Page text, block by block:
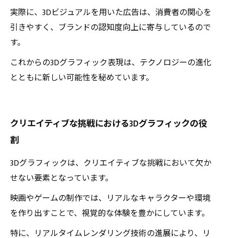
実際に、3Dビジュアルを用いた広告は、消費者の関心を
引きやすく、ブランドの認知度向上に寄与しているので
す。
これからの3Dグラフィック表現は、テクノロジーの進化
とともに新しい可能性を秘めています。
クリエイティブな挑戦における3Dグラフィックの役
割
3Dグラフィックは、クリエイティブな挑戦において欠か
せない要素となっています。
映画やゲームの制作では、リアルなキャラクターや環境
を作り出すことで、視覚的な体験を豊かにしています。
特に、リアルタイムレンダリング技術の進展により、リ